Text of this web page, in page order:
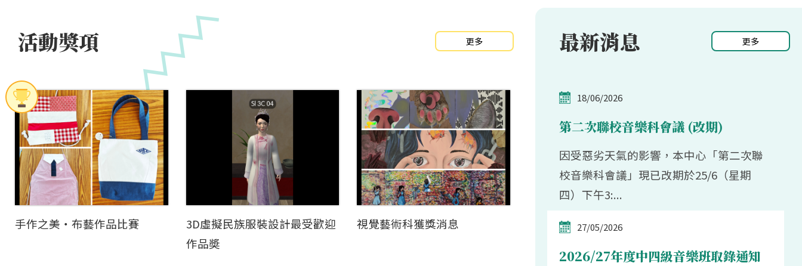
更多
活動獎項
手作之美‧布藝作品比賽
3D虛擬民族服裝設計最受歡迎
作品奬
視覺藝術科獲獎消息
更多
最新消息
18/06/2026
第二次聯校音樂科會議 (改期)
因受惡劣天氣的影響，本中心「第二次聯
校音樂科會議」現已改期於25/6（星期
四）下午3:...
27/05/2026
2026/27年度中四級音樂班取錄通知